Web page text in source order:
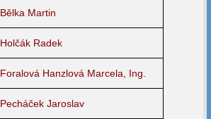
Bělka Martin
Holčák Radek
Foralová Hanzlová Marcela, Ing.
Pecháček Jaroslav